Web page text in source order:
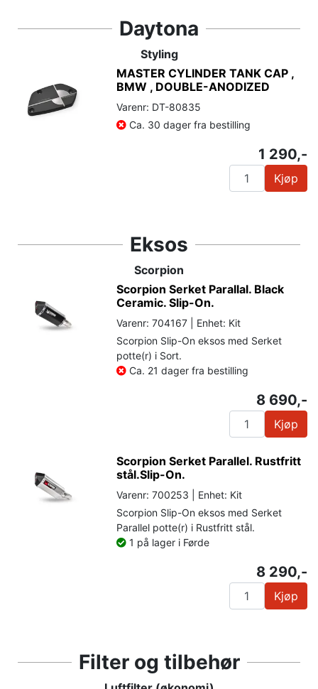
Daytona
Styling
MASTER CYLINDER TANK CAP ,
BMW , DOUBLE-ANODIZED
Varenr: DT-80835
Ca. 30 dager fra bestilling
1 290,-
Kjøp
Eksos
Scorpion
Scorpion Serket Parallal. Black
Ceramic. Slip-On.
Varenr: 704167 | Enhet: Kit
Scorpion Slip-On eksos med Serket
potte(r) i Sort.
Ca. 21 dager fra bestilling
8 690,-
Kjøp
Scorpion Serket Parallel. Rustfritt
stål.Slip-On.
Varenr: 700253 | Enhet: Kit
Scorpion Slip-On eksos med Serket
Parallel potte(r) i Rustfritt stål.
1 på lager i Førde
8 290,-
Kjøp
Filter og tilbehør